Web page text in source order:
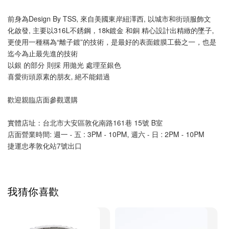
前身為Design By TSS, 來自美國東岸紐澤西, 以城市和街頭服飾文
化啟發, 主要以316L不銹鋼，18k鍍金 和銅 精心設計出精緻的墜子,
更使用一種稱為“離子鍍”的技術，是最好的表面鍍膜工藝之一，也是
迄今為止最先進的技術
以銀 的部分 則採 用拋光 處理至銀色
喜愛街頭原素的朋友, 絕不能錯過
歡迎親臨店面參觀選購
實體店址：台北市大安區敦化南路161巷 15號 B室
店面營業時間: 週一 - 五 : 3PM - 10PM, 週六 - 日 : 2PM - 10PM
捷運忠孝敦化站7號出口
我猜你喜歡